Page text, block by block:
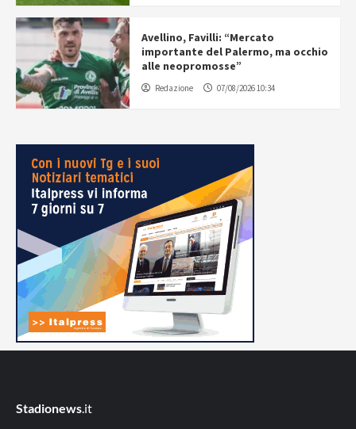
Avellino, Favilli: “Mercato
importante del Palermo, ma occhio
alle neopromosse”
Redazione 07/08/2026 10:34
Stadionews.it